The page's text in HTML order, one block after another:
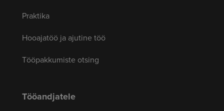
Praktika
Hooajatöö ja ajutine töö
Tööpakkumiste otsing
Tööandjatele